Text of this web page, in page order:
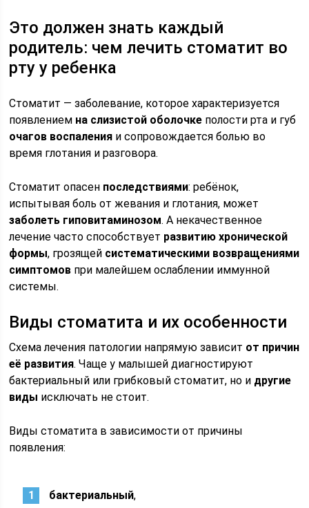
Это должен знать каждый
родитель: чем лечить стоматит во
рту у ребенка
Стоматит — заболевание, которое характеризуется
появлением на слизистой оболочке полости рта и губ
очагов воспаления и сопровождается болью во
время глотания и разговора.
Стоматит опасен последствиями: ребёнок,
испытывая боль от жевания и глотания, может
заболеть гиповитаминозом. А некачественное
лечение часто способствует развитию хронической
формы, грозящей систематическими возвращениями
симптомов при малейшем ослаблении иммунной
системы.
Виды стоматита и их особенности
Схема лечения патологии напрямую зависит от причин
её развития. Чаще у малышей диагностируют
бактериальный или грибковый стоматит, но и другие
виды исключать не стоит.
Виды стоматита в зависимости от причины
появления:
бактериальный,